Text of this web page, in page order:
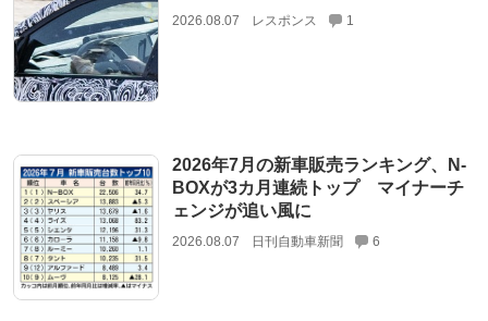
2026.08.07 レスポンス 1
2026年7月の新車販売ランキング、N-
BOXが3カ月連続トップ マイナーチ
ェンジが追い風に
2026.08.07 日刊自動車新聞 6